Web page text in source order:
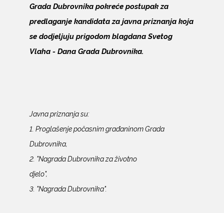
Grada Dubrovnika pokreće postupak za
predlaganje kandidata za javna priznanja koja
se dodjeljuju prigodom blagdana Svetog
Vlaha - Dana Grada Dubrovnika.
Javna priznanja su:
1. Proglašenje počasnim građaninom Grada
Dubrovnika,
2. "Nagrada Dubrovnika za životno
djelo",
3. "Nagrada Dubrovnika".